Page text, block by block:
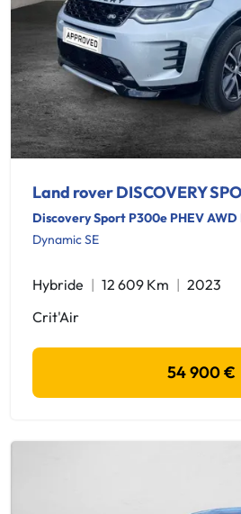
Land rover DISCOVERY
Discovery Sport P300e PHEV AWD
Dynamic SE
Hybride 12 609 Km
2023
Crit'Air
54 900 €